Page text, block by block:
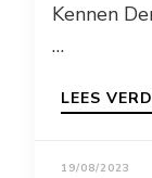
Kennen
…
LEES
19/08/2023